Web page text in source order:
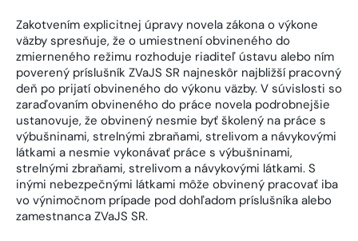
Zakotvením explicitnej úpravy novela zákona o výkone
väzby spresňuje, že o umiestnení obvineného do
zmierneného režimu rozhoduje riaditeľ ústavu alebo ním
poverený príslušník ZVaJS SR najneskôr najbližší pracovný
deň po prijatí obvineného do výkonu väzby. V súvislosti so
zaraďovaním obvineného do práce novela podrobnejšie
ustanovuje, že obvinený nesmie byť školený na práce s
výbušninami, strelnými zbraňami, strelivom a návykovými
látkami a nesmie vykonávať práce s výbušninami,
strelnými zbraňami, strelivom a návykovými látkami. S
inými nebezpečnými látkami môže obvinený pracovať iba
vo výnimočnom prípade pod dohľadom príslušníka alebo
zamestnanca ZVaJS SR.